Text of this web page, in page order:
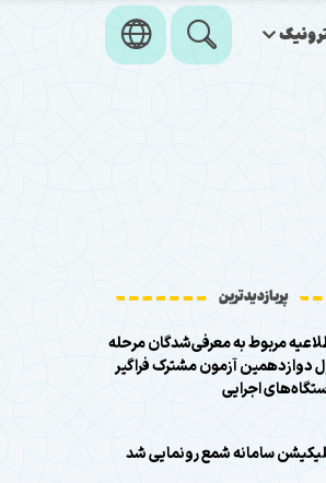
پربازدیدترین
مربوط به معرفی‌شدگان مرحله
دوازدهمین آزمون مشترک فراگیر
اجرایی
سامانه شمع رونمایی شد